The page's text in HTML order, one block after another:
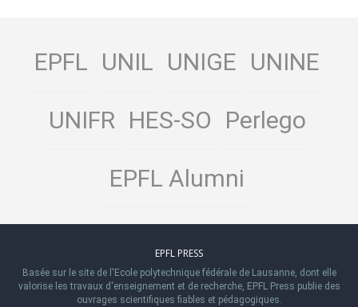
EPFL UNIL UNIGE UNINE
UNIFR HES-SO Perlego
EPFL Alumni
EPFL PRESS
Basée sur le site de l'Ecole polytechnique fédérale de Lausanne, dont elle
valorise les travaux d'enseignement et de recherche, EPFL Press publie des
ouvrages scientifiques fiables et pédagogiques.